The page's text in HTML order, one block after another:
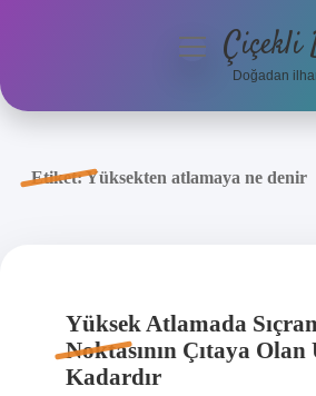
Anasayfa
menüyüÇiçekli
Doğadan
Etiket:Yüksekten atlamaya ne denir
Yüksek Atlamada
Noktasının Çıtaya Olan
Kadardır